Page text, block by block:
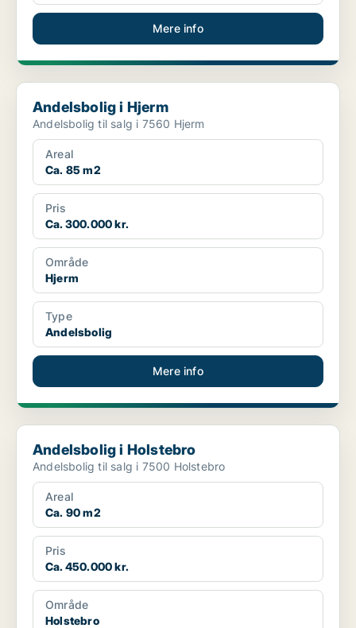
Mere info
Andelsbolig i Hjerm
Andelsbolig i Hjerm
Andelsbolig til salg i 7560 Hjerm
Areal
Ca. 85 m2
Pris
Ca. 300.000 kr.
Område
Hjerm
Type
Andelsbolig
Mere info
Andelsbolig i Holstebro
Andelsbolig i Holstebro
Andelsbolig til salg i 7500 Holstebro
Areal
Ca. 90 m2
Pris
Ca. 450.000 kr.
Område
Holstebro